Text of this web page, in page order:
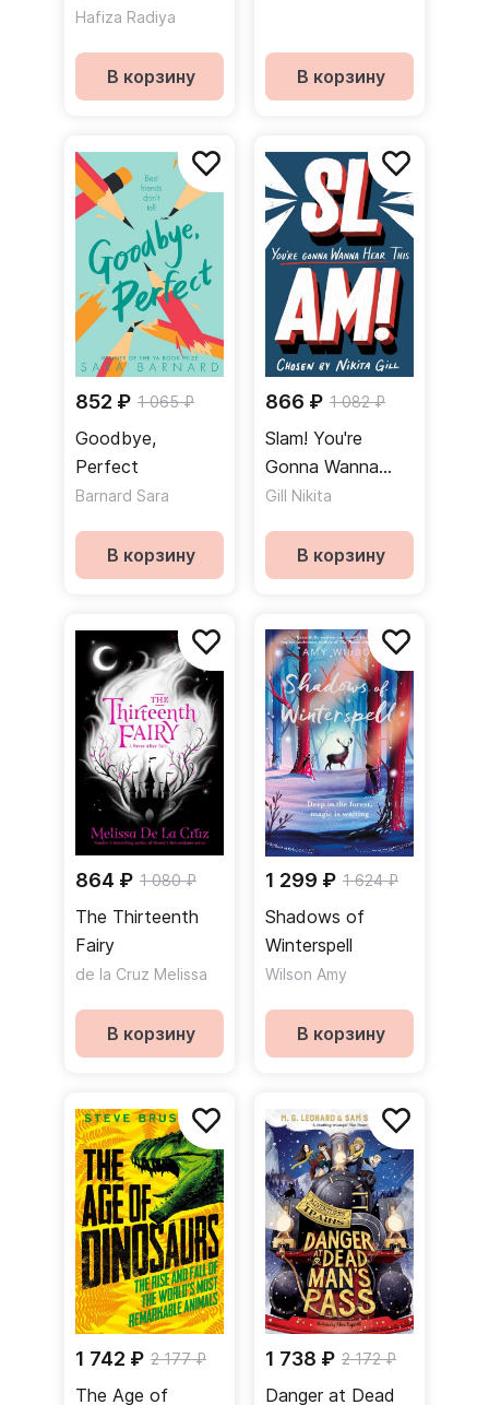
Hafiza Radiya
В корзину В корзину
852 ₽ 1 065 ₽
Goodbye,
Perfect
Barnard Sara
В корзину
866 ₽ 1 082 ₽
Slam! You're
Gonna Wanna
Hear This
Gill Nikita
В корзину
864 ₽ 1 080 ₽
The Thirteenth
Fairy
de la Cruz Melissa
В корзину
1 299 ₽ 1 624 ₽
Shadows of
Winterspell
Wilson Amy
В корзину
1 742 ₽ 2 177 ₽
The Age of
1 738 ₽ 2 172 ₽
Danger at Dead